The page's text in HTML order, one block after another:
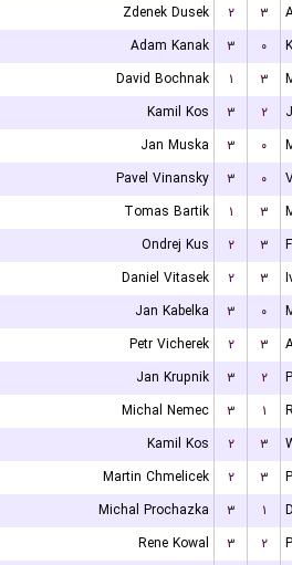
Zdenek Dusek
۲ ۳
Adam Kanak
۳ ۰
David Bochnak
۱ ۳
Kamil Kos
۳ ۲
Jan Muska
۳ ۰
Pavel Vinansky
۳ ۰
Tomas Bartik
۱ ۳
Ondrej Kus
۲ ۳
Daniel Vitasek
۲ ۳
Jan Kabelka
۳ ۰
Petr Vicherek
۲ ۳
Jan Krupnik
۳ ۲
Michal Nemec
۳ ۱
Kamil Kos
۲ ۳
Martin Chmelicek
۲ ۳
Michal Prochazka
۳ ۱
Rene Kowal
۳ ۲